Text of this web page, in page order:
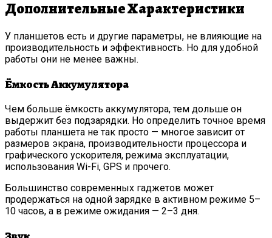
Дополнительные Характеристики
У планшетов есть и другие параметры, не влияющие на
производительность и эффективность. Но для удобной
работы они не менее важны.
Ёмкость Аккумулятора
Чем больше ёмкость аккумулятора, тем дольше он
выдержит без подзарядки. Но определить точное время
работы планшета не так просто — многое зависит от
размеров экрана, производительности процессора и
графического ускорителя, режима эксплуатации,
использования Wi-Fi, GPS и прочего.
Большинство современных гаджетов может
продержаться на одной зарядке в активном режиме 5–
10 часов, а в режиме ожидания — 2–3 дня.